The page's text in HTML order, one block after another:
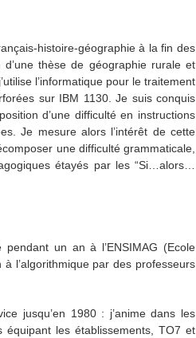
histoire-géographie à la fin des
thèse de géographie rurale et
l’informatique pour le traitement
sur IBM 1130. Je suis conquis
d’une difficulté en instructions
Je mesure alors l’intérêt de cette
une difficulté grammaticale,
étayés par les “Si…alors…
un an à l’ENSIMAG (Ecole
l’algorithmique par des professeurs
jusqu’en 1980 : j’anime dans les
équipant les établissements, TO7 et